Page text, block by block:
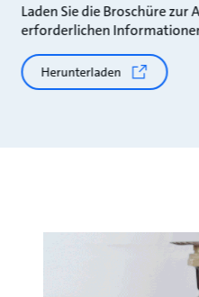
Laden Sie die Broschüre zur
erforderlichen
Herunterladen